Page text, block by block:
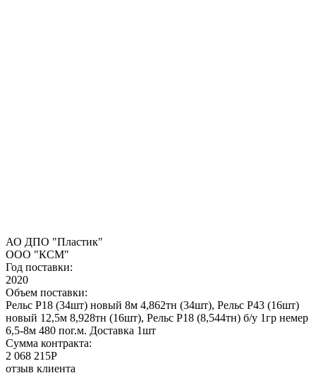
АО ДПО "Пластик"
ООО "КСМ"
Год поставки:
2020
Объем поставки:
Рельс Р18 (34шт) новый 8м 4,862тн (34шт), Рельс P43 (16шт)
новый 12,5м 8,928тн (16шт), Рельс Р18 (8,544тн) б/у 1гр немер
6,5-8м 480 пог.м. Доставка 1шт
Сумма контракта:
2 068 215Р
отзыв клиента